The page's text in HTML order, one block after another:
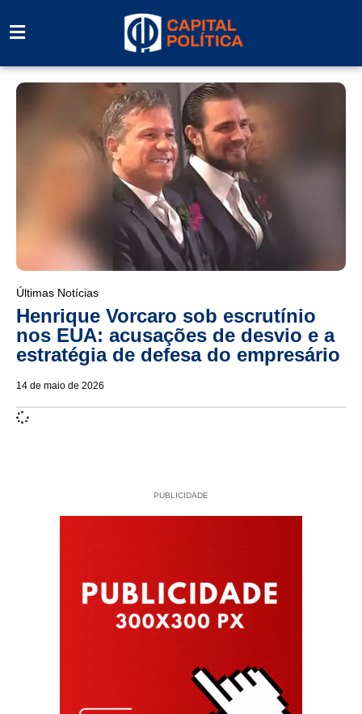
Últimas Notícias
Henrique Vorcaro sob escrutínio
nos EUA: acusações de desvio e a
estratégia de defesa do empresário
14 de maio de 2026
PUBLICIDADE